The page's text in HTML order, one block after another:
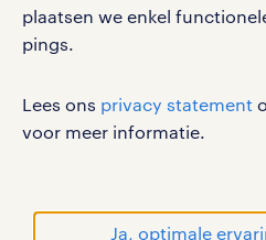
plaatsen we enkel
pings.
Lees ons privacy statement
voor meer informatie.
Ja, optimale
privacystatement
cookies
handelsmerken van